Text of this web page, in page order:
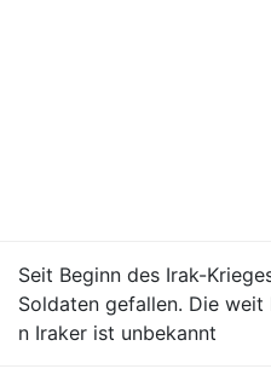
Seit Beginn des Irak-
Soldaten gefallen. Die
n Iraker ist unbekannt